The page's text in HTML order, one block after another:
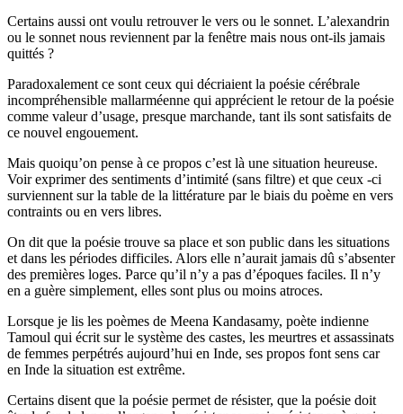
Certains aussi ont voulu retrouver le vers ou le sonnet. L’alexandrin
ou le sonnet nous reviennent par la fenêtre mais nous ont-ils jamais
quittés ?
Paradoxalement ce sont ceux qui décriaient la poésie cérébrale
incompréhensible mallarméenne qui apprécient le retour de la poésie
comme valeur d’usage, presque marchande, tant ils sont satisfaits de
ce nouvel engouement.
Mais quoiqu’on pense à ce propos c’est là une situation heureuse.
Voir exprimer des sentiments d’intimité (sans filtre) et que ceux -ci
surviennent sur la table de la littérature par le biais du poème en vers
contraints ou en vers libres.
On dit que la poésie trouve sa place et son public dans les situations
et dans les périodes difficiles. Alors elle n’aurait jamais dû s’absenter
des premières loges. Parce qu’il n’y a pas d’époques faciles. Il n’y
en a guère simplement, elles sont plus ou moins atroces.
Lorsque je lis les poèmes de Meena Kandasamy, poète indienne
Tamoul qui écrit sur le système des castes, les meurtres et assassinats
de femmes perpétrés aujourd’hui en Inde, ses propos font sens car
en Inde la situation est extrême.
Certains disent que la poésie permet de résister, que la poésie doit